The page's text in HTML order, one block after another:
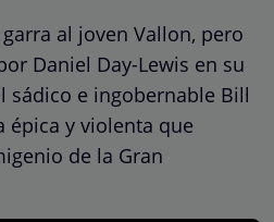
al joven Vallon, pero
Daniel Day-Lewis en su
sádico e ingobernable Bill
épica y violenta que
de la Gran